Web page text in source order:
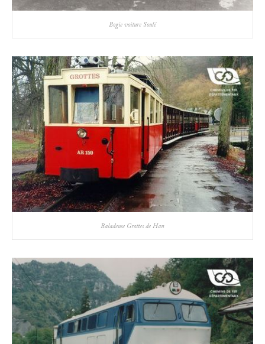
Bogie voiture Soulé
Baladeuse Grottes de Han